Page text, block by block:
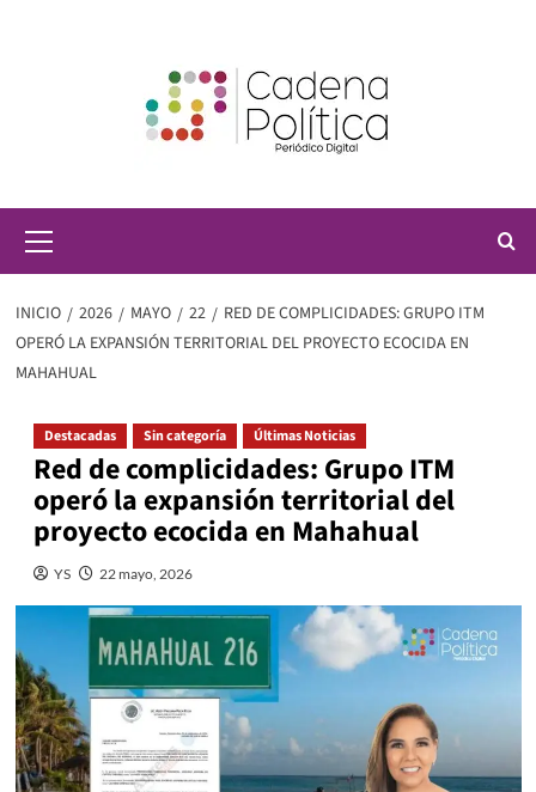
principal
INICIO 2026 MAYO 22
RED DE COMPLICIDADES: GRUPO ITM
OPERÓ LA EXPANSIÓN TERRITORIAL DEL PROYECTO ECOCIDA EN
MAHAHUAL
Destacadas Sin categoría Últimas Noticias
Red de complicidades: Grupo ITM
operó la expansión territorial del
proyecto ecocida en Mahahual
YS 22 mayo, 2026